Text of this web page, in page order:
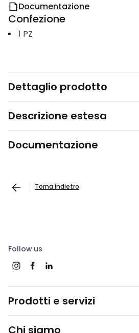
Documentazione
Confezione
1 PZ
Dettaglio prodotto
Descrizione estesa
Documentazione
Torna indietro
Follow us
Prodotti e servizi
Chi siamo